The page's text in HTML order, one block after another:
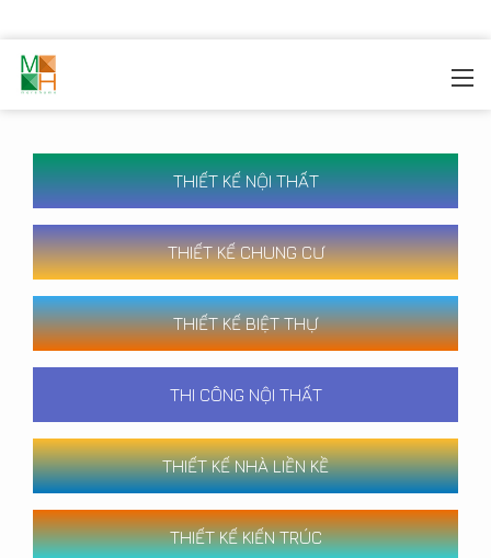
THIẾT KẾ NỘI THẤT
THIẾT KẾ CHUNG CƯ
THIẾT KẾ BIỆT THỰ
THI CÔNG NỘI THẤT
THIẾT KẾ NHÀ LIỀN KỀ
THIẾT KẾ KIẾN TRÚC